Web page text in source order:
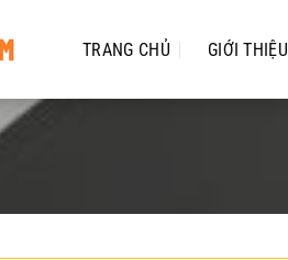
TRANG CHỦ GIỚI THIỆU